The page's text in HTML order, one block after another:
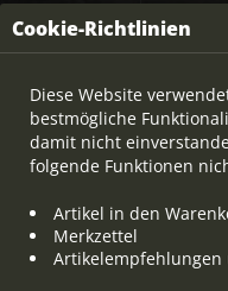
Cookie-Richtlinien
Diese Website
bestmögliche
damit nicht
folgende Funktionen
Artikel in den
Merkzettel
Artikelempfehlungen